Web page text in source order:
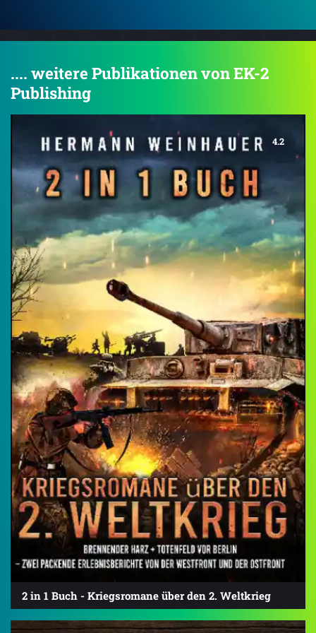
.... weitere Publikationen von EK-2
Publishing
4.2
2 in 1 Buch - Kriegsromane über den 2. Weltkrieg